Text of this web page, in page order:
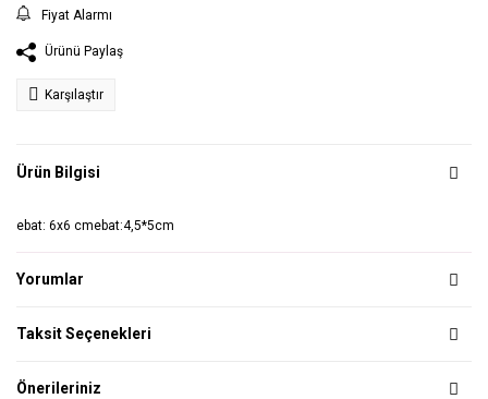
Fiyat Alarmı
Ürünü Paylaş
Karşılaştır
Ürün Bilgisi
ebat: 6x6 cmebat:4,5*5cm
Yorumlar
Taksit Seçenekleri
Önerileriniz